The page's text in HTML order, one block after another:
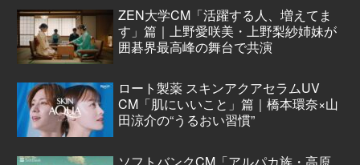
ZEN大学CM「活躍する人、増えてま
す」篇｜上野愛咲美・上野梨紗姉妹が
囲碁界最高峰の舞台で共演
ロート製薬 スキンアクアセラムUV
CM「肌にいいこと」篇｜橋本環奈×山
田涼介の“うるおい習慣”
ソフトバンクCM「アルパカ族・高原